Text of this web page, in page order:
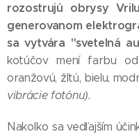
rozostrujú obrysy
generovanom
sa vytvára "svetelná
kotúčov mení farbu
oranžovú, žltú, bielu,
vibrácie fotónu).
Nakoľko sa vedľajším